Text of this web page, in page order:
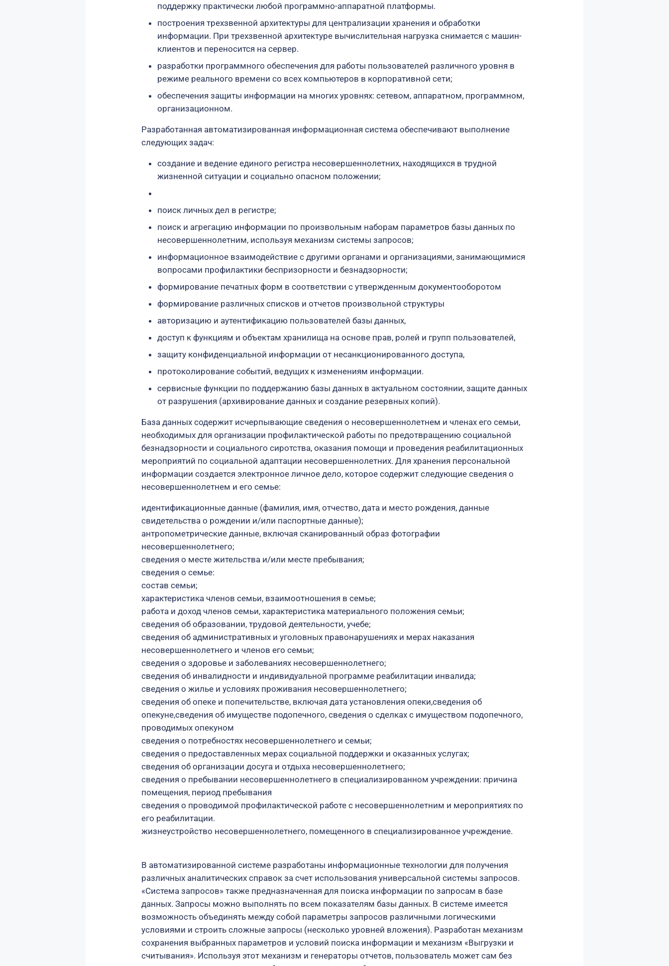
поддержку практически любой программно-аппаратной платформы.
построения трехзвенной архитектуры для централизации хранения и обработки
информации. При трехзвенной архитектуре вычислительная нагрузка снимается с машин-
клиентов и переносится на сервер.
разработки программного обеспечения для работы пользователей различного уровня в
режиме реального времени со всех компьютеров в корпоративной сети;
обеспечения защиты информации на многих уровнях: сетевом, аппаратном, программном,
организационном.
Разработанная автоматизированная информационная система обеспечивают выполнение
следующих задач:
создание и ведение единого регистра несовершеннолетних, находящихся в трудной
жизненной ситуации и социально опасном положении;
поиск личных дел в регистре;
поиск и агрегацию информации по произвольным наборам параметров базы данных по
несовершеннолетним, используя механизм системы запросов;
информационное взаимодействие с другими органами и организациями, занимающимися
вопросами профилактики беспризорности и безнадзорности;
формирование печатных форм в соответствии с утвержденным документооборотом
формирование различных списков и отчетов произвольной структуры
авторизацию и аутентификацию пользователей базы данных,
доступ к функциям и объектам хранилища на основе прав, ролей и групп пользователей,
защиту конфиденциальной информации от несанкционированного доступа,
протоколирование событий, ведущих к изменениям информации.
сервисные функции по поддержанию базы данных в актуальном состоянии, защите данных
от разрушения (архивирование данных и создание резервных копий).
База данных содержит исчерпывающие сведения о несовершеннолетнем и членах его семьи,
необходимых для организации профилактической работы по предотвращению социальной
безнадзорности и социального сиротства, оказания помощи и проведения реабилитационных
мероприятий по социальной адаптации несовершеннолетних. Для хранения персональной
информации создается электронное личное дело, которое содержит следующие сведения о
несовершеннолетнем и его семье:
идентификационные данные (фамилия, имя, отчество, дата и место рождения, данные
свидетельства о рождении и/или паспортные данные);
антропометрические данные, включая сканированный образ фотографии
несовершеннолетнего;
сведения о месте жительства и/или месте пребывания;
сведения о семье:
состав семьи;
характеристика членов семьи, взаимоотношения в семье;
работа и доход членов семьи, характеристика материального положения семьи;
сведения об образовании, трудовой деятельности, учебе;
сведения об административных и уголовных правонарушениях и мерах наказания
несовершеннолетнего и членов его семьи;
сведения о здоровье и заболеваниях несовершеннолетнего;
сведения об инвалидности и индивидуальной программе реабилитации инвалида;
сведения о жилье и условиях проживания несовершеннолетнего;
сведения об опеке и попечительстве, включая дата установления опеки,сведения об
опекуне,сведения об имуществе подопечного, сведения о сделках с имуществом подопечного,
проводимых опекуном
сведения о потребностях несовершеннолетнего и семьи;
сведения о предоставленных мерах социальной поддержки и оказанных услугах;
сведения об организации досуга и отдыха несовершеннолетнего;
сведения о пребывании несовершеннолетнего в специализированном учреждении: причина
помещения, период пребывания
сведения о проводимой профилактической работе с несовершеннолетним и мероприятиях по
его реабилитации.
жизнеустройство несовершеннолетнего, помещенного в специализированное учреждение.
В автоматизированной системе разработаны информационные технологии для получения
различных аналитических справок за счет использования универсальной системы запросов.
«Система запросов» также предназначенная для поиска информации по запросам в базе
данных. Запросы можно выполнять по всем показателям базы данных. В системе имеется
возможность объединять между собой параметры запросов различными логическими
условиями и строить сложные запросы (несколько уровней вложения). Разработан механизм
сохранения выбранных параметров и условий поиска информации и механизм «Выгрузки и
считывания». Используя этот механизм и генераторы отчетов, пользователь может сам без